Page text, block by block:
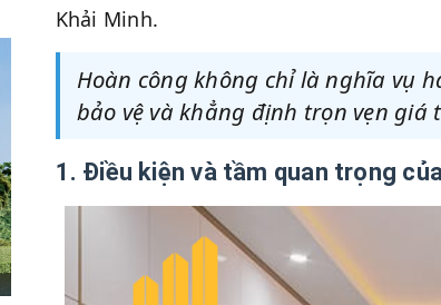
Khải Minh.
Hoàn công không chỉ là nghĩa vụ
bảo vệ và khẳng định trọn vẹn
1. Điều kiện và tầm quan trọng